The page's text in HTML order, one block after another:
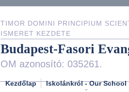
TIMOR DOMINI PRINCIPIUM
ISMERET KEZDETE
Budapest-Fasori
OM azonosító: 035261.
Kezdőlap Iskolánkról - Our School